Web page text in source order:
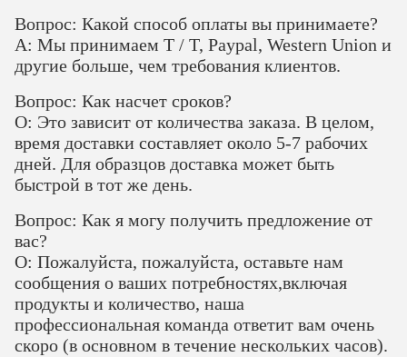
Вопрос: Какой способ оплаты вы принимаете?
A: Мы принимаем T / T, Paypal, Western Union и
другие больше, чем требования клиентов.
Вопрос: Как насчет сроков?
О: Это зависит от количества заказа. В целом,
время доставки составляет около 5-7 рабочих
дней. Для образцов доставка может быть
быстрой в тот же день.
Вопрос: Как я могу получить предложение от
вас?
О: Пожалуйста, пожалуйста, оставьте нам
сообщения о ваших потребностях,включая
продукты и количество, наша
профессиональная команда ответит вам очень
скоро (в основном в течение нескольких часов).